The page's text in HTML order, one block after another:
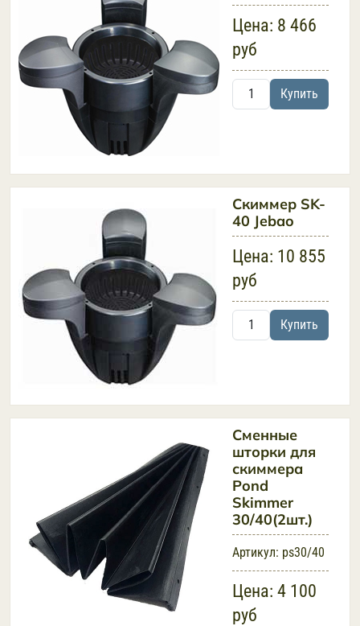
Цена: 8 466
руб
Купить
Скиммер SK-
40 Jebao
Цена: 10 855
руб
Купить
Сменные
шторки для
скиммера
Pond
Skimmer
30/40(2шт.)
Артикул: ps30/40
Цена: 4 100
руб